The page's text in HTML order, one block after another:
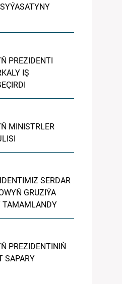
PREZIDENTI
IŞ
MINISTRLER
SERDAR
GRUZIÝA
TAMAMLANDY
PREZIDENTINIŇ
SAPARY